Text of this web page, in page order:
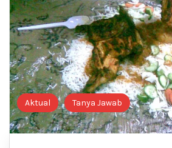
Aktual Tanya Jawab